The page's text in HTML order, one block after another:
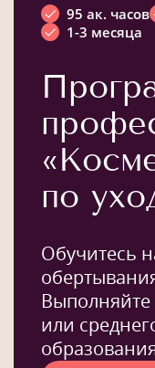
95 ак. часов
1-3 месяца
по
Обучитесь
или